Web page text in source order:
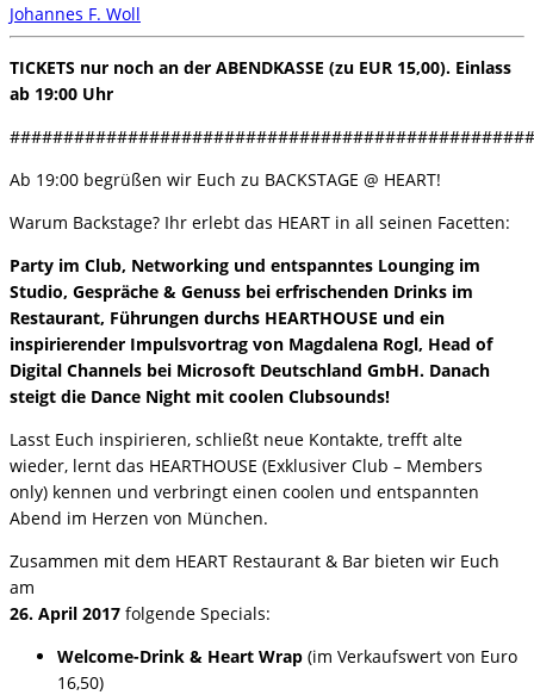
Johannes F. Woll
TICKETS nur noch an der ABENDKASSE (zu EUR 15,00). Einlass
ab 19:00 Uhr
Ab 19:00 begrüßen wir Euch zu BACKSTAGE @ HEART!
Warum Backstage? Ihr erlebt das HEART in all seinen Facetten:
Party im Club, Networking und entspanntes Lounging im
Studio, Gespräche & Genuss bei erfrischenden Drinks im
Restaurant, Führungen durchs HEARTHOUSE und ein
inspirierender Impulsvortrag von Magdalena Rogl, Head of
Digital Channels bei Microsoft Deutschland GmbH. Danach
steigt die Dance Night mit coolen Clubsounds!
Lasst Euch inspirieren, schließt neue Kontakte, trefft alte
wieder, lernt das HEARTHOUSE (Exklusiver Club – Members
only) kennen und verbringt einen coolen und entspannten
Abend im Herzen von München.
Zusammen mit dem HEART Restaurant & Bar bieten wir Euch
am
26. April 2017 folgende Specials:
Welcome-Drink & Heart Wrap (im Verkaufswert von Euro
16,50)